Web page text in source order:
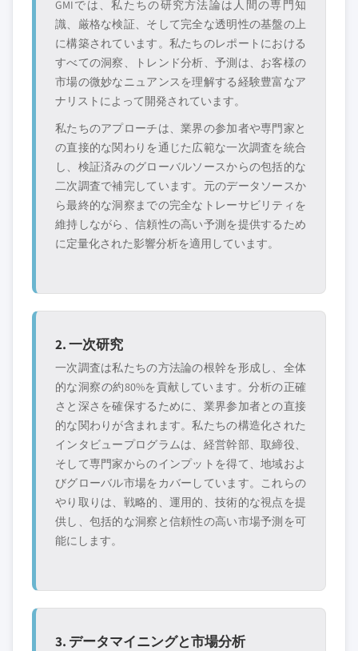
GMIでは、私たちの研究方法論は人間の専門知
識、厳格な検証、そして完全な透明性の基盤の上
に構築されています。私たちのレポートにおける
すべての洞察、トレンド分析、予測は、お客様の
市場の微妙なニュアンスを理解する経験豊富なア
ナリストによって開発されています。
私たちのアプローチは、業界の参加者や専門家と
の直接的な関わりを通じた広範な一次調査を統合
し、検証済みのグローバルソースからの包括的な
二次調査で補完しています。元のデータソースか
ら最終的な洞察までの完全なトレーサビリティを
維持しながら、信頼性の高い予測を提供するため
に定量化された影響分析を適用しています。
2. 一次研究
一次調査は私たちの方法論の根幹を形成し、全体
的な洞察の約80%を貢献しています。分析の正確
さと深さを確保するために、業界参加者との直接
的な関わりが含まれます。私たちの構造化された
インタビュープログラムは、経営幹部、取締役、
そして専門家からのインプットを得て、地域およ
びグローバル市場をカバーしています。これらの
やり取りは、戦略的、運用的、技術的な視点を提
供し、包括的な洞察と信頼性の高い市場予測を可
能にします。
3. データマイニングと市場分析